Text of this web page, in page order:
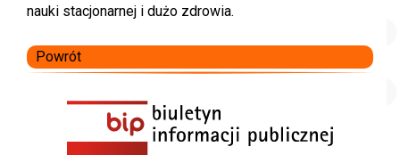
nauki stacjonarnej i dużo zdrowia.
Powrót